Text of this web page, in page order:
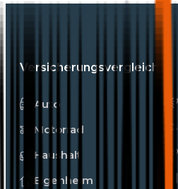
Versicherungsvergleiche
Auto
Motorrad
Haushalt
Eigenheim